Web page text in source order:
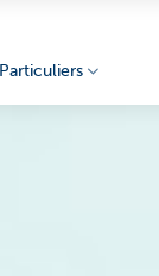
Particuliers